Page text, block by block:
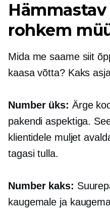
rohkem
Mida me saame siit
kaasa võtta? Kaks
Number üks: Ärge
pakendi aspektiga.
klientidele muljet
tagasi tulla.
Number kaks:
kaugemale ja